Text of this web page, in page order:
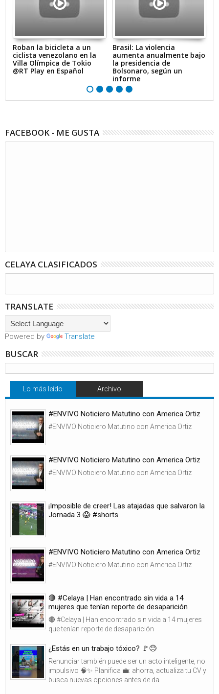
Roban la bicicleta a un
ciclista venezolano en la
Villa Olímpica de Tokio
@RT Play en Español
Brasil: La violencia
aumenta anualmente bajo
la presidencia de
Bolsonaro, según un
informe
FACEBOOK - ME GUSTA
CELAYA CLASIFICADOS
TRANSLATE
Powered by Translate
BUSCAR
Lo más leído Archivo
#ENVIVO Noticiero Matutino con America Ortiz
#ENVIVO Noticiero Matutino con America Ortiz
#ENVIVO Noticiero Matutino con America Ortiz
#ENVIVO Noticiero Matutino con America Ortiz
¡Imposible de creer! Las atajadas que salvaron la
Jornada 3 😱 #shorts
#ENVIVO Noticiero Matutino con America Ortiz
#ENVIVO Noticiero Matutino con America Ortiz
🔴 #Celaya | Han encontrado sin vida a 14
mujeres que tenían reporte de desaparición
🔴 #Celaya | Han encontrado sin vida a 14 mujeres
que tenían reporte de desaparición
¿Estás en un trabajo tóxico? 🚩😓
Renunciar también puede ser un acto inteligente, no
impulsivo 🧠✨ Planifica 💼: ahorra, actualiza tu CV y
busca nuevas opciones antes de da...